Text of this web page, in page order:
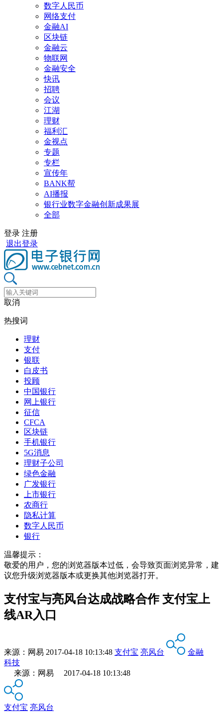
数字人民币
网络支付
金融AI
区块链
金融云
物联网
金融安全
快讯
招聘
会议
江湖
理财
福利汇
金视点
专题
专栏
宣传年
BANK帮
AI播报
银行业数字金融创新成果展
全部
登录 注册
退出登录
取消
热搜词
理财
支付
银联
白皮书
投顾
中国银行
网上银行
征信
CFCA
区块链
手机银行
5G消息
理财子公司
绿色金融
广发银行
上市银行
农商行
隐私计算
数字人民币
银行
温馨提示：
敬爱的用户，您的浏览器版本过低，会导致页面浏览异常，建
议您升级浏览器版本或更换其他浏览器打开。
支付宝与亮风台达成战略合作 支付宝上
线AR入口
来源： 网易 2017-04-18 10:13:48 支付宝 亮风台
金融
科技
来源：网易 2017-04-18 10:13:48
支付宝 亮风台